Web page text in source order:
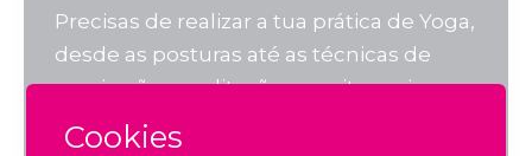
Precisas de realizar a tua prática de Yoga,
desde as posturas até as técnicas de
respiração, meditação e muito mais para
aprenderes o Bê-á-bá do Yoga.
Cookies